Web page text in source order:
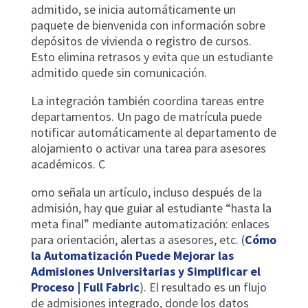
admitido, se inicia automáticamente un
paquete de bienvenida con información sobre
depósitos de vivienda o registro de cursos.
Esto elimina retrasos y evita que un estudiante
admitido quede sin comunicación.
La integración también coordina tareas entre
departamentos. Un pago de matrícula puede
notificar automáticamente al departamento de
alojamiento o activar una tarea para asesores
académicos. C
omo señala un artículo, incluso después de la
admisión, hay que guiar al estudiante “hasta la
meta final” mediante automatización: enlaces
para orientación, alertas a asesores, etc. (Cómo
la Automatización Puede Mejorar las
Admisiones Universitarias y Simplificar el
Proceso | Full Fabric). El resultado es un flujo
de admisiones integrado, donde los datos